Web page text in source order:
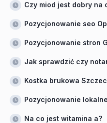
Czy miod jest dobry na
Pozycjonowanie seo
Pozycjonowanie stron
Jak sprawdzić czy
Kostka brukowa
Pozycjonowanie
Na co jest witamina a?